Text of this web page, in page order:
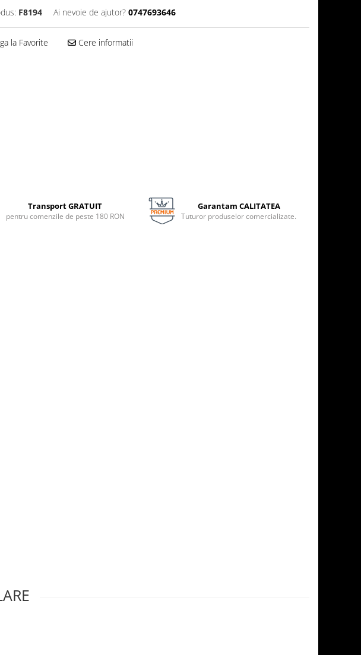
F8194 Ai nevoie de ajutor? 0747693646
la Favorite Cere informatii
Transport GRATUIT
pentru comenzile de peste 180 RON
Garantam CALITATEA
Tuturor produselor comercializate.